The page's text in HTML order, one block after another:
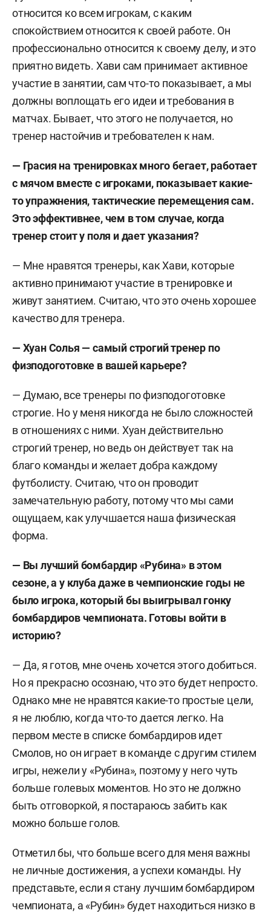
относится ко всем игрокам, с каким
спокойствием относится к своей работе. Он
профессионально относится к своему делу, и это
приятно видеть. Хави сам принимает активное
участие в занятии, сам что-то показывает, а мы
должны воплощать его идеи и требования в
матчах. Бывает, что этого не получается, но
тренер настойчив и требователен к нам.
— Грасия на тренировках много бегает, работает
с мячом вместе с игроками, показывает какие-
то упражнения, тактические перемещения сам.
Это эффективнее, чем в том случае, когда
тренер стоит у поля и дает указания?
— Мне нравятся тренеры, как Хави, которые
активно принимают участие в тренировке и
живут занятием. Считаю, что это очень хорошее
качество для тренера.
— Хуан Солья — самый строгий тренер по
физподоготовке в вашей карьере?
— Думаю, все тренеры по физподоготовке
строгие. Но у меня никогда не было сложностей
в отношениях с ними. Хуан действительно
строгий тренер, но ведь он действует так на
благо команды и желает добра каждому
футболисту. Считаю, что он проводит
замечательную работу, потому что мы сами
ощущаем, как улучшается наша физическая
форма.
— Вы лучший бомбардир «Рубина» в этом
сезоне, а у клуба даже в чемпионские годы не
было игрока, который бы выигрывал гонку
бомбардиров чемпионата. Готовы войти в
историю?
— Да, я готов, мне очень хочется этого добиться.
Но я прекрасно осознаю, что это будет непросто.
Однако мне не нравятся какие-то простые цели,
я не люблю, когда что-то дается легко. На
первом месте в списке бомбардиров идет
Смолов, но он играет в команде с другим стилем
игры, нежели у «Рубина», поэтому у него чуть
больше голевых моментов. Но это не должно
быть отговоркой, я постараюсь забить как
можно больше голов.
Отметил бы, что больше всего для меня важны
не личные достижения, а успехи команды. Ну
представьте, если я стану лучшим бомбардиром
чемпионата, а «Рубин» будет находиться низко в